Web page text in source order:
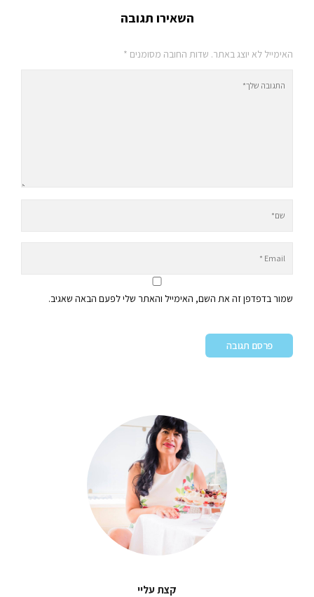
השאירו תגובה
האימייל לא יוצג באתר. שדות החובה מסומנים *
שמור בדפדפן זה את השם, האימייל והאתר שלי לפעם הבאה שאגיב.
קצת עליי